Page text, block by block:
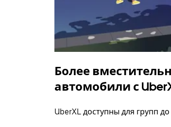
Более
автомобили с
UberXL доступны для групп